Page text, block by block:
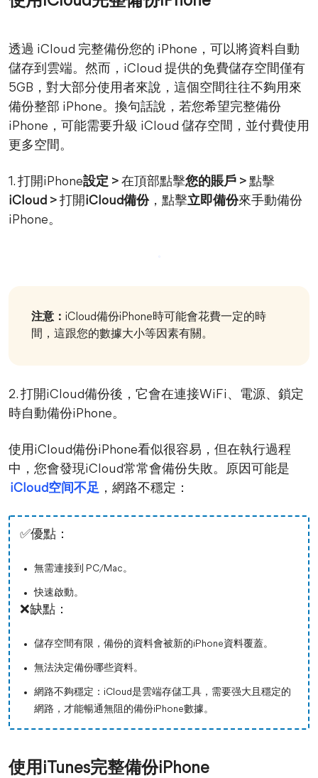
透過 iCloud 完整備份您的 iPhone，可以將資料自動
儲存到雲端。然而，iCloud 提供的免費儲存空間僅有
5GB，對大部分使用者來說，這個空間往往不夠用來
備份整部 iPhone。換句話說，若您希望完整備份
iPhone，可能需要升級 iCloud 儲存空間，並付費使用
更多空間。
1. 打開iPhone設定 > 在頂部點擊您的賬戶 > 點擊
iCloud > 打開iCloud備份，點擊立即備份來手動備份
iPhone。
注意： iCloud備份iPhone時可能會花費一定的時
間，這跟您的數據大小等因素有關。
2. 打開iCloud備份後，它會在連接WiFi、電源、鎖定
時自動備份iPhone。
使用iCloud備份iPhone看似很容易，但在執行過程
中，您會發現iCloud常常會備份失敗。原因可能是
iCloud空间不足，網路不穩定：
✅優點：
無需連接到 PC/Mac。
快速啟動。
❌缺點：
儲存空間有限，備份的資料會被新的iPhone資料覆蓋。
無法決定備份哪些資料。
網路不夠穩定：iCloud是雲端存儲工具，需要强大且穩定的
網路，才能暢通無阻的備份iPhone數據。
使用iTunes完整備份iPhone